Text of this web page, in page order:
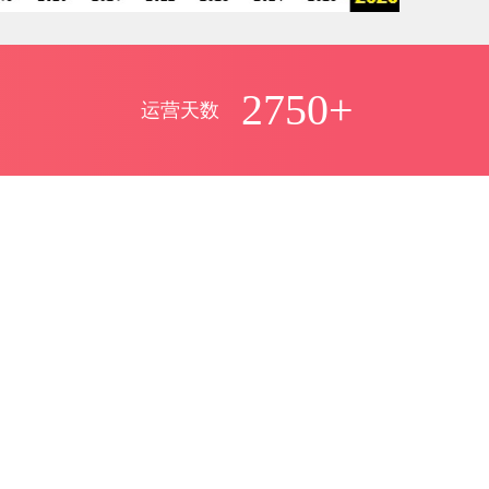
运营天数 2750+